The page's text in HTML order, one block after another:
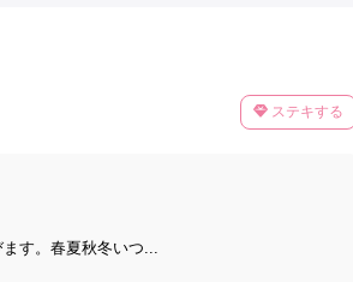
ステキする
す。春夏秋冬いつ...